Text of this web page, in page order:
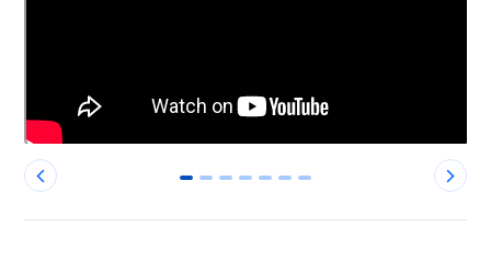
0 1 2 3 4 5 6